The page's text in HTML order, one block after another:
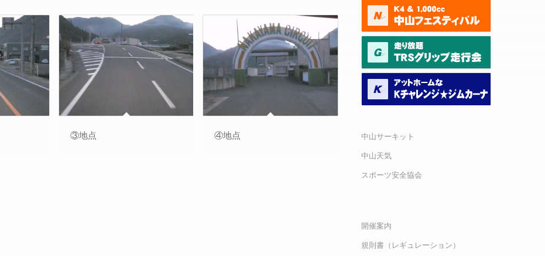
③地点 ④地点
中山サーキット
中山天気
スポーツ安全協会
開催案内
規則書（レギュレーション）